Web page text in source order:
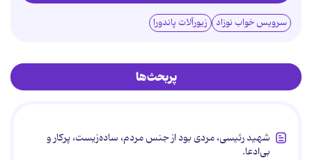
سرویس خواب نوزاد زیورآلات پاندورا
پربحث‌ها
شهید رئیسی، مردی بود از جنس مردم، ساده‌زیست، پرکار و
بی‌ادعا.